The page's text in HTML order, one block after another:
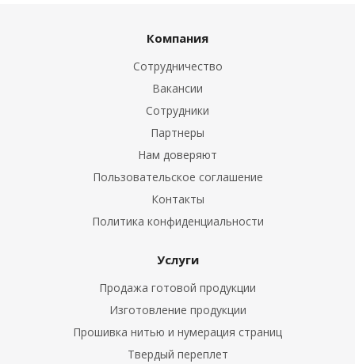
Компания
Сотрудничество
Вакансии
Сотрудники
Партнеры
Нам доверяют
Пользовательское соглашение
Контакты
Политика конфиденциальности
Услуги
Продажа готовой продукции
Изготовление продукции
Прошивка нитью и нумерация страниц
Твердый переплет